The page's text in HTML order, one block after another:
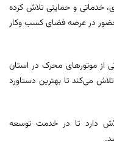
خدماتی و حمایتی تلاش کرده
حضور در عرصه فضای کسب وکار
از موتورهای محرک در استان
می‌کند تا بهترین دستاورد
دارد تا در خدمت توسعه